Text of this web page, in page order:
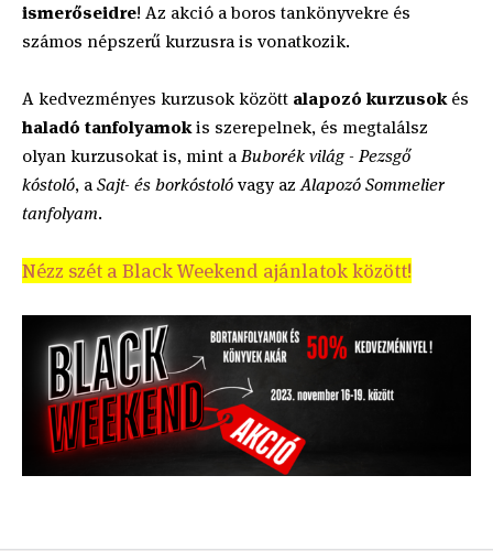
ismerőseidre! Az akció a boros tankönyvekre és
számos népszerű kurzusra is vonatkozik.
A kedvezményes kurzusok között alapozó kurzusokés
haladó tanfolyamokis szerepelnek, és megtalálsz
olyan kurzusokat is, mint aBuborék világ - Pezsgő
kóstoló, aSajt- és borkóstolóvagy azAlapozó Sommelier
tanfolyam.
Nézz szét a Black Weekend ajánlatok között!